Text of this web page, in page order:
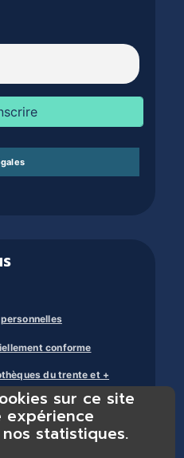
conforme
du trente et +
sur ce site
expérience
statistiques.